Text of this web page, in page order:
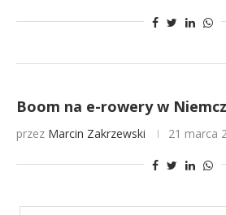
Boom na e-rowery w
przez Marcin Zakrzewski 21 marca